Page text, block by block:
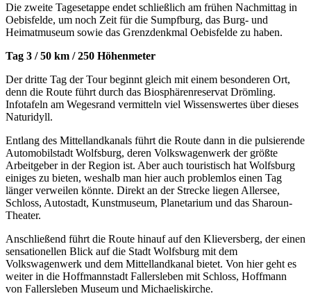
Die zweite Tagesetappe endet schließlich am frühen Nachmittag in
Oebisfelde, um noch Zeit für die Sumpfburg, das Burg- und
Heimatmuseum sowie das Grenzdenkmal Oebisfelde zu haben.
Tag 3 / 50 km / 250 Höhenmeter
Der dritte Tag der Tour beginnt gleich mit einem besonderen Ort,
denn die Route führt durch das Biosphärenreservat Drömling.
Infotafeln am Wegesrand vermitteln viel Wissenswertes über dieses
Naturidyll.
Entlang des Mittellandkanals führt die Route dann in die pulsierende
Automobilstadt Wolfsburg, deren Volkswagenwerk der größte
Arbeitgeber in der Region ist. Aber auch touristisch hat Wolfsburg
einiges zu bieten, weshalb man hier auch problemlos einen Tag
länger verweilen könnte. Direkt an der Strecke liegen Allersee,
Schloss, Autostadt, Kunstmuseum, Planetarium und das Sharoun-
Theater.
Anschließend führt die Route hinauf auf den Klieversberg, der einen
sensationellen Blick auf die Stadt Wolfsburg mit dem
Volkswagenwerk und dem Mittellandkanal bietet. Von hier geht es
weiter in die Hoffmannstadt Fallersleben mit Schloss, Hoffmann
von Fallersleben Museum und Michaeliskirche.